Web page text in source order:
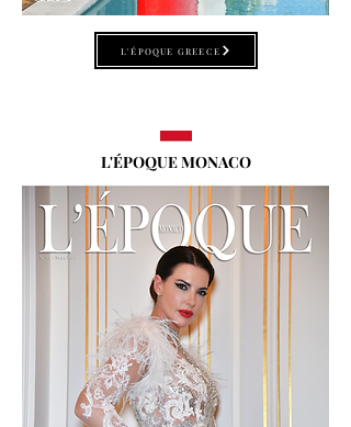
L'ÉPOQUE GREECE
L'ÉPOQUE MONACO